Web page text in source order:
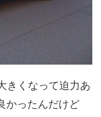
きくなって迫力あ
かったんだけど